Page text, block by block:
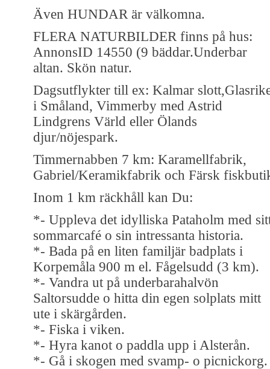
Även HUNDAR är välkomna.
FLERA NATURBILDER finns på hus:
AnnonsID 14550 (9 bäddar.Underbar
altan. Skön natur.
Dagsutflykter till ex: Kalmar
i Småland, Vimmerby med Astrid
Lindgrens Värld eller Ölands
djur/nöjespark.
Timmernabben 7 km: Karamellfabrik,
Gabriel/Keramikfabrik och Färsk
Inom 1 km räckhåll kan Du:
*- Uppleva det idylliska Pataholm med
sommarcafé o sin intressanta historia.
*- Bada på en liten familjär badplats i
Korpemåla 900 m el. Fågelsudd (3 km).
*- Vandra ut på underbarahalvön
Saltorsudde o hitta din egen solplats mitt
ute i skärgården.
*- Fiska i viken.
*- Hyra kanot o paddla upp i Alsterån.
*- Gå i skogen med svamp- o picnickorg.